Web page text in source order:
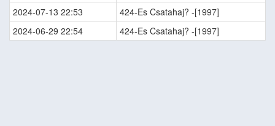
2024-07-13 22:53
424-Es Csatahaj? -[1997]
2024-06-29 22:54
424-Es Csatahaj? -[1997]